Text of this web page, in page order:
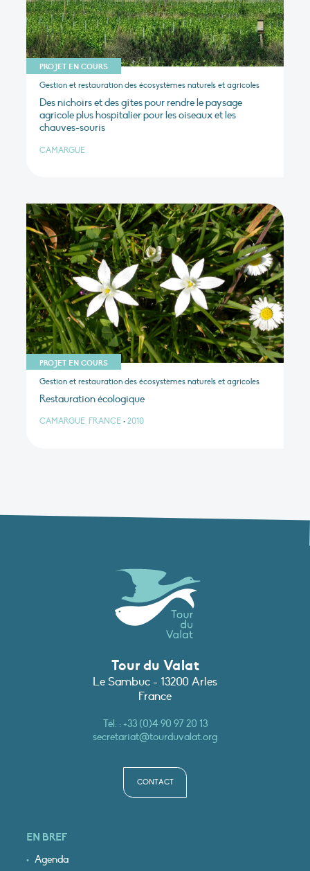
PROJET EN COURS
Gestion et restauration des écosystèmes naturels et agricoles
Des nichoirs et des gîtes pour rendre le paysage
agricole plus hospitalier pour les oiseaux et les
chauves-souris
CAMARGUE
PROJET EN COURS
Gestion et restauration des écosystèmes naturels et agricoles
Restauration écologique
CAMARGUE, FRANCE • 2010
Tour du Valat
Le Sambuc - 13200 Arles
France
Tél. :+33 (0)4 90 97 20 13
secretariat@tourduvalat.org
CONTACT
EN BREF
Agenda